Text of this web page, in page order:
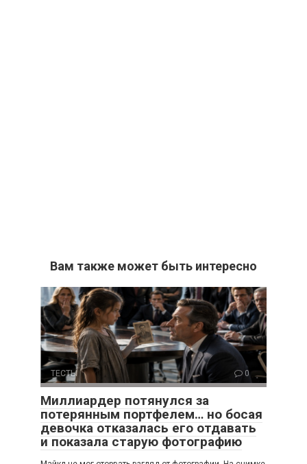
Вам также может быть интересно
ТЕСТЫ 0
Миллиардер потянулся за
потерянным портфелем… но босая
девочка отказалась его отдавать
и показала старую фотографию